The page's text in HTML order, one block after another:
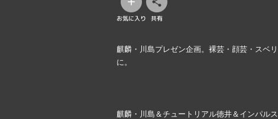
お気に入り 共有
麒麟・川島プレゼン企画。裸芸・顔芸・スベ
に。
麒麟・川島＆チュートリアル徳井＆インパル